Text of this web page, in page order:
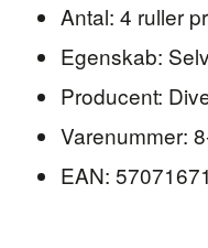
Antal: 4 ruller
Egenskab:
Producent:
Varenummer:
EAN: